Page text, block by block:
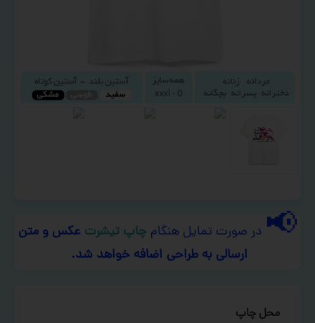
📢 در صورت تمایل هنگام چاپ تیشرت عکس و متن
ارسالی به طراحی اضافه خواهد شد.
محل چاپ